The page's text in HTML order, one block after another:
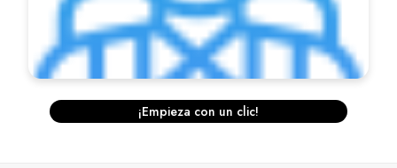
¡Empieza con un clic!